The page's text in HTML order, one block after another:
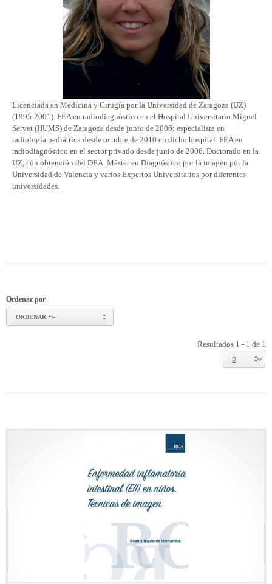
Licenciada en Medicina y Cirugía por la Universidad de Zaragoza (UZ)
(1995-2001). FEA en radiodiagnóstico en el Hospital Universitario Miguel
Servet (HUMS) de Zaragoza desde junio de 2006; especialista en
radiología pediátrica desde octubre de 2010 en dicho hospital. FEA en
radiodiagnóstico en el sector privado desde junio de 2006. Doctorado en la
UZ, con obtención del DEA. Máster en Diagnóstico por la imagen por la
Universidad de Valencia y varios Expertos Universitarios por diferentes
universidades.
Ordenar por
ORDENAR +/-
Resultados 1 - 1 de 1